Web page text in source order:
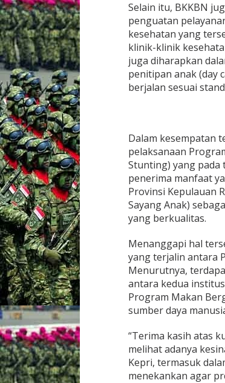
E
N
C
E
G
A
H
A
N
T
I
N
G
D
I
K
P
U
L
A
U
A
R
A
U
Selain itu, BKKBN
penguatan
kesehatan yang
klinik-klinik
juga diharapkan
penitipan anak (day
berjalan sesuai
Dalam kesempatan
pelaksanaan
Stunting) yang pada
penerima manfaat
Provinsi Kepulauan
Sayang Anak)
yang berkualitas.
Menanggapi hal
yang terjalin antara
Menurutnya,
antara kedua
Program Makan
sumber daya
“Terima kasih atas
melihat adanya
Kepri, termasuk
menekankan agar